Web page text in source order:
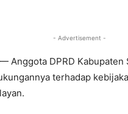
- Advertisement -
— Anggota DPRD Kabupaten
terhadap